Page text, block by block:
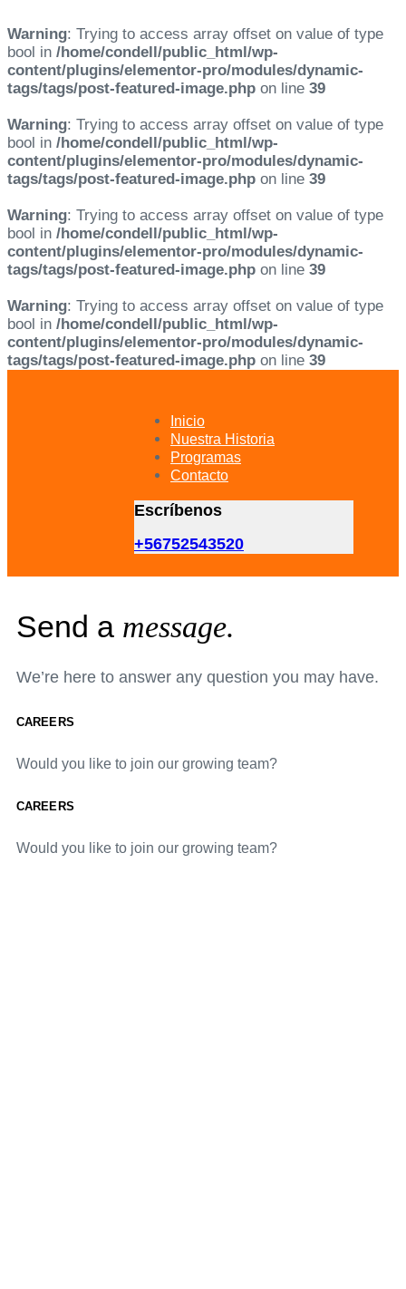
Warning: Trying to access array offset on value of type
bool in /home/condell/public_html/wp-
content/plugins/elementor-pro/modules/dynamic-
tags/tags/post-featured-image.php on line 39
Warning: Trying to access array offset on value of type
bool in /home/condell/public_html/wp-
content/plugins/elementor-pro/modules/dynamic-
tags/tags/post-featured-image.php on line 39
Warning: Trying to access array offset on value of type
bool in /home/condell/public_html/wp-
content/plugins/elementor-pro/modules/dynamic-
tags/tags/post-featured-image.php on line 39
Warning: Trying to access array offset on value of type
bool in /home/condell/public_html/wp-
content/plugins/elementor-pro/modules/dynamic-
tags/tags/post-featured-image.php on line 39
Inicio
Nuestra Historia
Programas
Contacto
Escríbenos
+56752543520
Send a message.
We’re here to answer any question you may have.
CAREERS
Would you like to join our growing team?
CAREERS
Would you like to join our growing team?